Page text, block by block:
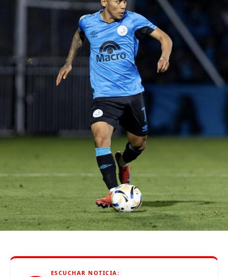
venezolanos.
Paulo Autuori, expresó su malestar en la conferencia de
prensa tras la clasificación a la fase de grupos por el mal
desempeño del equipo, señalando incluso, que no
merecieron haber superado de fase.
“Se pasa para otra
fase, excelente, para el club es bueno pero lo que
nosotros jugamos hoy día no era para pasar
Esto es
muy corto para nosotros,el equipo no puede tener un
partido como local, tener una ventaja y hacer el primer
tiempo qu
hizo”,enfatizó el técnico.
De otro lado, se reportó que supuestos hinchas de
Sporting Cristal realizaron pintas y ciertos daños en los
alrededores del Estadio Alejandro Villanueva – Matute,
durante el partido ante Carabobo por Copa Libertadores
2026. Con este panorama, se abre la posibilidad de que
Alianza Lima no preste nuevamente el recinto deportivo
a los celestes, por lo que se abre una nueva posibilidad
ESCUCHAR NOTICIA: